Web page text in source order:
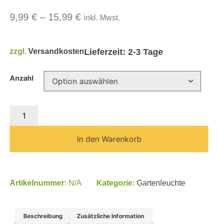
9,99 € – 15,99 € inkl. Mwst.
zzgl. VersandkostenLieferzeit: 2-3 Tage
Anzahl
In den Warenkorb
Artikelnummer: N/A Kategorie: Gartenleuchte
Beschreibung Zusätzliche Information